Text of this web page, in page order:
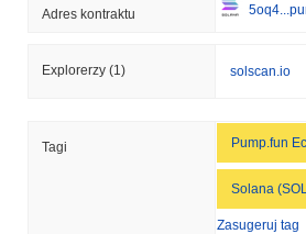
Adres kontraktu
Explorerzy (1) solscan.io
Tagi Pump.fun
Solana
Zasugeruj tag